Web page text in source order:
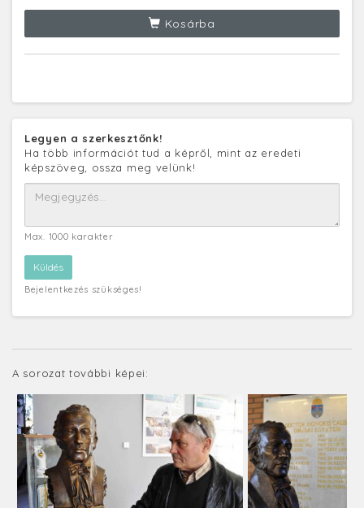
Kosárba
Legyen a szerkesztőnk!
Ha több információt tud a képről, mint az eredeti
képszöveg, ossza meg velünk!
Max. 1000 karakter
Bejelentkezés szükséges!
A sorozat további képei: